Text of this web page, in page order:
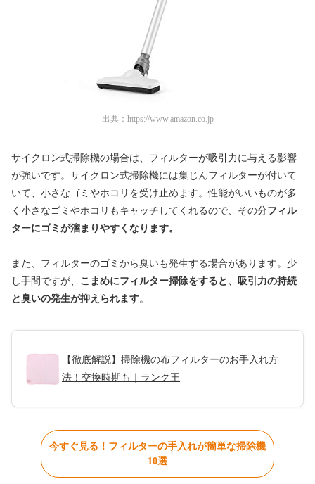
出典： https://www.amazon.co.jp
サイクロン式掃除機の場合は、フィルターが吸引力に与える影響
が強いです。サイクロン式掃除機には集じんフィルターが付いて
いて、小さなゴミやホコリを受け止めます。性能がいいものが多
く小さなゴミやホコリもキャッチしてくれるので、その分フィル
ターにゴミが溜まりやすくなります。
また、フィルターのゴミから臭いも発生する場合があります。少
し手間ですが、 こまめにフィルター掃除をすると、吸引力の持続
と臭いの発生が抑えられます。
【徹底解説】掃除機の布フィルターのお手入れ方
法！交換時期も｜ランク王
今すぐ見る！フィルターの手入れが簡単な掃除機
10選